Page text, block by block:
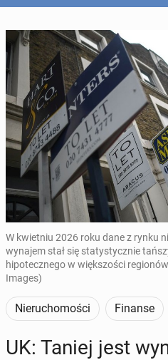
W kwietniu 2026 roku dane z rynku
wynajem stał się statystycznie
hipotecznego w większości
Images)
Nieruchomości Finanse
UK: Taniej jest